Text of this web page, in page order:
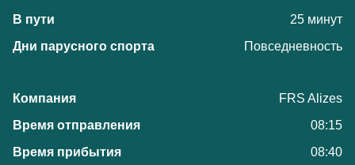
25 минут
Повседневность
FRS Alizes
08:15
08:40